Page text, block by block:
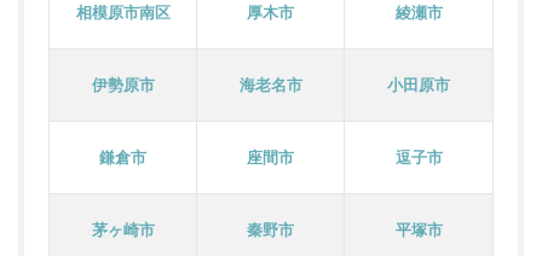
相模原市南区 厚木市 綾瀬市
伊勢原市 海老名市 小田原市
鎌倉市 座間市 逗子市
茅ヶ崎市 秦野市 平塚市